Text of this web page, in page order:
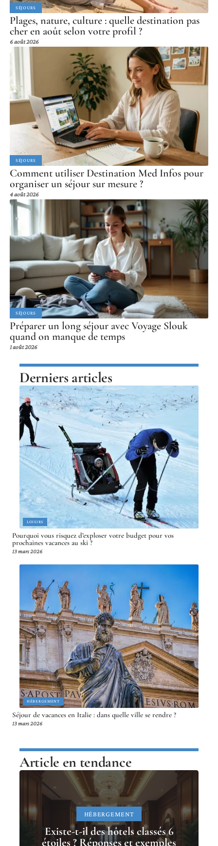
SÉJOURS
Plages, nature, culture : quelle destination pas
cher en août selon votre profil ?
6 août 2026
SÉJOURS
Comment utiliser Destination Med Infos pour
organiser un séjour sur mesure ?
4 août 2026
SÉJOURS
Préparer un long séjour avec Voyage Slouk
quand on manque de temps
1 août 2026
Derniers articles
LOISIRS
Pourquoi vous risquez d’exploser votre budget pour vos
prochaines vacances au ski ?
13 mars 2026
HÉBERGEMENT
Séjour de vacances en Italie : dans quelle ville se rendre ?
13 mars 2026
Article en tendance
HÉBERGEMENT
Existe-t-il des hôtels classés 6
étoiles ? Réponses et exemples